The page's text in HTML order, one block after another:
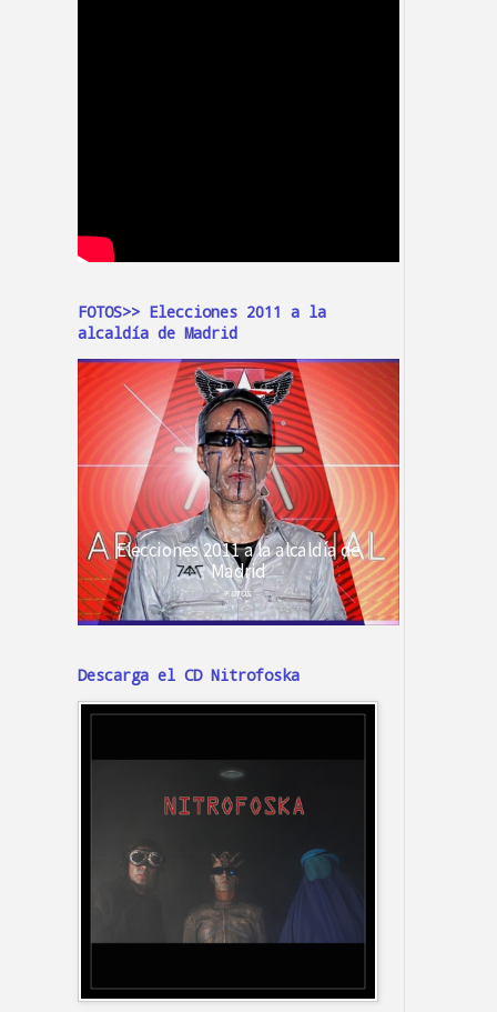
FOTOS>> Elecciones 2011 a la
alcaldía de Madrid
Descarga el CD Nitrofoska